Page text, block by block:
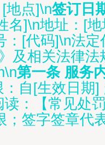
[地点]\n签订日
]\n地址：[
[代码]\n法
相关法律
第一条 服务
自[生效日
：【常见处
签字签章代